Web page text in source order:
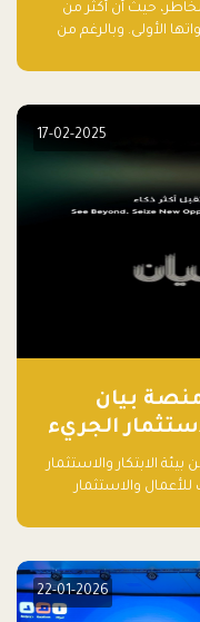
حيث أن أكثر من
الأولى. وبالرغم من
نجاحهم. في هذا
17-02-2025
بيان
الجريء
العربية
الابتكار والاستثمار
والاستثمار
ورواد الأعمال في
22-01-2026